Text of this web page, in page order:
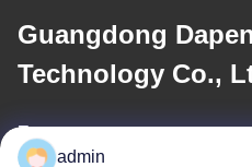
Guangdong
Technology Co.,
E-posta
admin